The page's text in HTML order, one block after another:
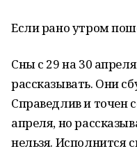
Если рано утром
Сны с 29 на 30
рассказывать. Они
Справедлив и точен
апреля, но
нельзя. Исполнится